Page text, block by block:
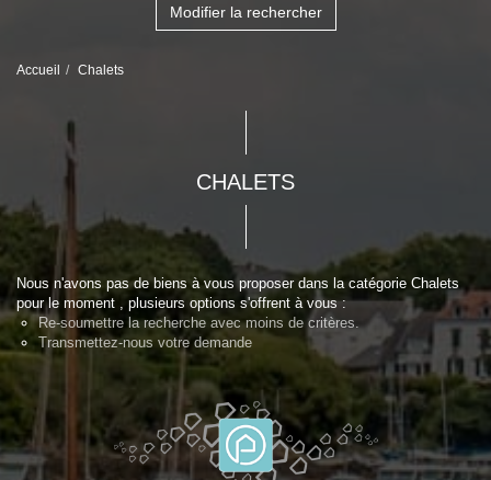
Modifier la rechercher
Accueil Chalets
CHALETS
Nous n'avons pas de biens à vous proposer dans la catégorie Chalets
pour le moment , plusieurs options s'offrent à vous :
Re-soumettre la recherche avec moins de critères.
Transmettez-nous votre demande